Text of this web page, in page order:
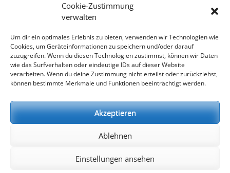
Cookie-Zustimmung
verwalten
Um dir ein optimales Erlebnis zu bieten, verwenden wir Technologien wie
Cookies, um Geräteinformationen zu speichern und/oder darauf
zuzugreifen. Wenn du diesen Technologien zustimmst, können wir Daten
wie das Surfverhalten oder eindeutige IDs auf dieser Website
verarbeiten. Wenn du deine Zustimmung nicht erteilst oder zurückziehst,
können bestimmte Merkmale und Funktionen beeinträchtigt werden.
Akzeptieren
Ablehnen
Einstellungen ansehen
Weiterführende Links
Mariazell Online
Tourismusverband Mariazeller Land
Mariazellerland Blog
Bürgeralpe Mariazell
Nützliches
AGB